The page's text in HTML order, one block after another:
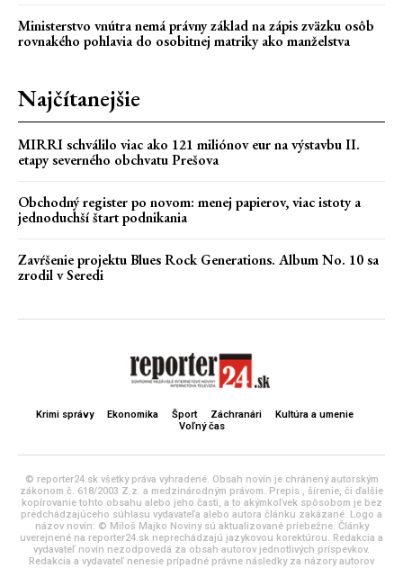
Ministerstvo vnútra nemá právny základ na zápis zväzku osôb
rovnakého pohlavia do osobitnej matriky ako manželstva
Najčítanejšie
MIRRI schválilo viac ako 121 miliónov eur na výstavbu II.
etapy severného obchvatu Prešova
Obchodný register po novom: menej papierov, viac istoty a
jednoduchší štart podnikania
Zavŕšenie projektu Blues Rock Generations. Album No. 10 sa
zrodil v Seredi
Krimi správy Ekonomika Šport Záchranári
Kultúra a umenie
Voľný čas
© reporter24.sk všetky práva vyhradené. Obsah novín je chránený autorským
zákonom č. 618/2003 Z.z. a medzinárodným právom. Prepis , šírenie, či ďalšie
kopírovanie tohto obsahu alebo jeho časti, a to akýmkoľvek spôsobom je bez
predchádzajúceho súhlasu vydavateľa alebo autora článku zakázané. Logo a
názov novín: © Miloš Majko Noviny sú aktualizované priebežne. Články
uverejnené na reporter24.sk neprechádzajú jazykovou korektúrou. Redakcia a
vydavateľ novín nezodpovedá za obsah autorov jednotlivých príspevkov.
Redakcia a vydavateľ nenesie prípadné právne následky za názory autorov